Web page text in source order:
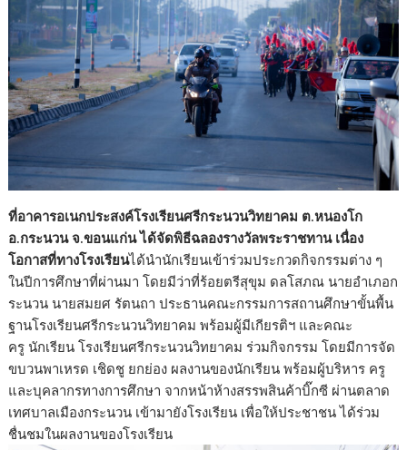
ที่อาคารอเนกประสงค์โรงเรียนศรีกระนวนวิทยาคม ต.หนองโก
อ.กระนวน จ.ขอนแก่น ได้จัดพิธีฉลองรางวัลพระราชทาน เนื่อง
โอกาสที่ทางโรงเรียนได้นำนักเรียนเข้าร่วมประกวดกิจกรรมต่าง ๆ
ในปีการศึกษาที่ผ่านมา โดยมีว่าที่ร้อยตรีสุขุม ดลโสภณ นายอําเภอก
ระนวน นายสมยศ รัตนถา ประธานคณะกรรมการสถานศึกษาขั้นพื้น
ฐานโรงเรียนศรีกระนวนวิทยาคม พร้อมผู้มีเกียรติฯ และคณะ
ครู นักเรียน โรงเรียนศรีกระนวนวิทยาคม ร่วมกิจกรรม โดยมีการจัด
ขบวนพาเหรด เชิดชู ยกย่อง ผลงานของนักเรียน พร้อมผู้บริหาร ครู
และบุคลากรทางการศึกษา จากหน้าห้างสรรพสินค้าบิ๊กซี ผ่านตลาด
เทศบาลเมืองกระนวน เข้ามายังโรงเรียน เพื่อให้ประชาชน ได้ร่วม
ชื่นชมในผลงานของโรงเรียน